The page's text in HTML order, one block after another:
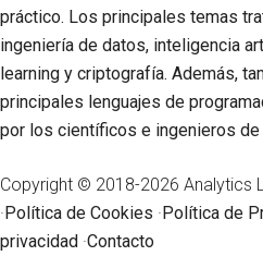
práctico. Los principales temas
ingeniería de datos, inteligencia
learning y criptografía. Además,
principales lenguajes de
por los científicos e ingenieros de
Copyright © 2018-2026 Analytics
· Política de Cookies · Política de
privacidad ·Contacto